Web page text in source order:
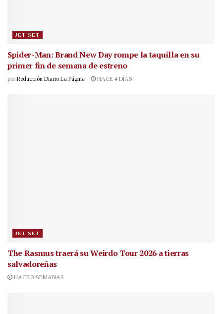
JET SET
Spider-Man: Brand New Day rompe la taquilla en su
primer fin de semana de estreno
por Redacción Diario La Página HACE 4 DÍAS
JET SET
The Rasmus traerá su Weirdo Tour 2026 a tierras
salvadoreñas
HACE 3 SEMANAS